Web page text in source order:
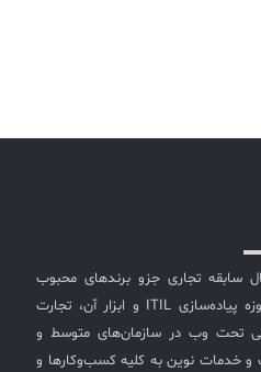
مدانت با بیش از 10 سال سابقه تجاری جزو برندهای محبوب
فناوری اطلاعات و ارتباطات در حوزه پیاده‌سازی ITIL و ابزار آن، تجارت
تحت وب در سازمان‌های متوسط و
خدمات نوین به کلیه کسب‌وکارها و